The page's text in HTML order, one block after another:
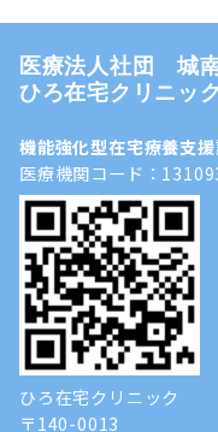
医療法人社団 城
ひろ在宅クリニック
機能強化型在宅療養支
医療機関コード：
ひろ在宅クリニック
〒140-0013